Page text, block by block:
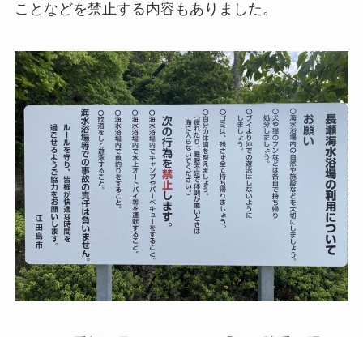
ことなどを禁止する内容もありました。